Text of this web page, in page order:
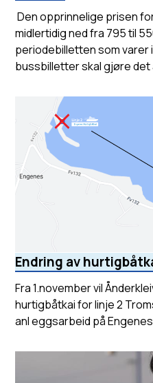
Den opprinnelige prisen
midlertidig ned fra 795 til
periodebilletten som varer
bussbilletter skal gjøre
Endring av
Fra 1.november vil
hurtigbåtkai for linje 2
anl eggsarbeid på